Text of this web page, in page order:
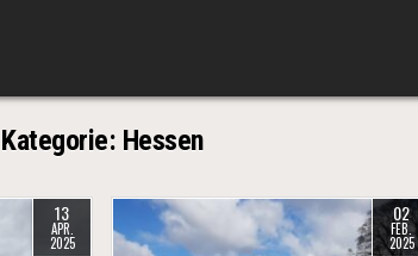
Kategorie: Hessen
13
APR.
2025
02
FEB.
2025